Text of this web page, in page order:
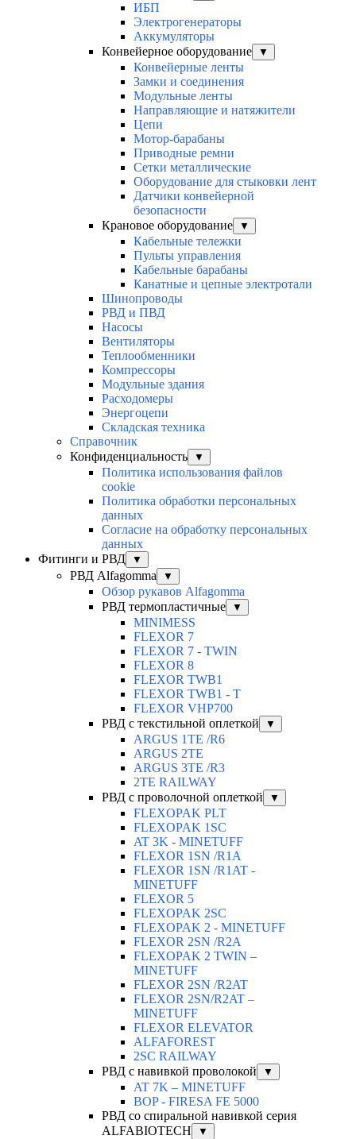
ИБП
Электрогенераторы
Аккумуляторы
Конвейерное оборудование
▼
Конвейерные ленты
Замки и соединения
Модульные ленты
Направляющие и натяжители
Цепи
Мотор-барабаны
Приводные ремни
Сетки металлические
Оборудование для стыковки лент
Датчики конвейерной
безопасности
Крановое оборудование
▼
Кабельные тележки
Пульты управления
Кабельные барабаны
Канатные и цепные электротали
Шинопроводы
РВД и ПВД
Насосы
Вентиляторы
Теплообменники
Компрессоры
Модульные здания
Расходомеры
Энергоцепи
Складская техника
Справочник
Конфиденциальность
▼
Политика использования файлов
cookie
Политика обработки персональных
данных
Согласие на обработку персональных
данных
Фитинги и РВД
▼
РВД Alfagomma ▼
Обзор рукавов Alfagomma
РВД термопластичные
▼
MINIMESS
FLEXOR 7
FLEXOR 7 - TWIN
FLEXOR 8
FLEXOR TWB1
FLEXOR TWB1 - T
FLEXOR VHP700
РВД с текстильной оплеткой
▼
ARGUS 1TE /R6
ARGUS 2TЕ
ARGUS 3TE /R3
2TE RAILWAY
РВД с проволочной оплеткой
▼
FLEXOPAK PLT
FLEXOPAK 1SС
AT 3K - MINETUFF
FLEXOR 1SN /R1A
FLEXOR 1SN /R1AT -
MINETUFF
FLEXOR 5
FLEXOPAK 2SС
FLEXOPAK 2 - MINETUFF
FLEXOR 2SN /R2A
FLEXOPAK 2 TWIN –
MINETUFF
FLEXOR 2SN /R2AT
FLEXOR 2SN/R2AT –
MINETUFF
FLEXOR ELEVATOR
ALFAFOREST
2SC RAILWAY
РВД с навивкой проволокой
▼
AT 7K – MINETUFF
BOP - FIRESA FE 5000
РВД со спиральной навивкой серия
ALFABIOTECH
▼